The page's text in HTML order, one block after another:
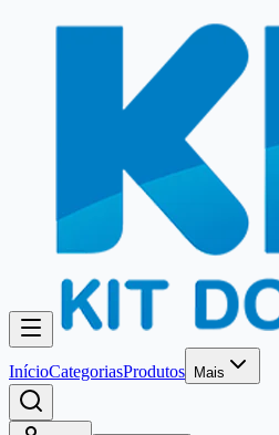
InícioCategoriasProdutos Mais